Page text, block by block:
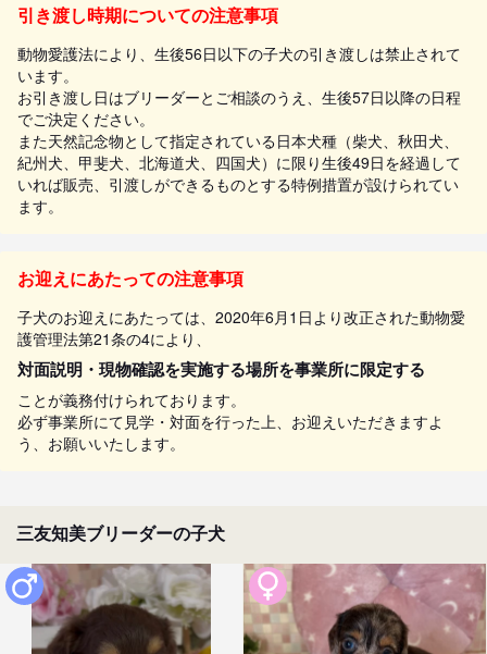
引き渡し時期についての注意事項
動物愛護法により、生後56日以下の子犬の引き渡しは禁止されて
います。
お引き渡し日はブリーダーとご相談のうえ、生後57日以降の日程
でご決定ください。
また天然記念物として指定されている日本犬種（柴犬、秋田犬、
紀州犬、甲斐犬、北海道犬、四国犬）に限り生後49日を経過して
いれば販売、引渡しができるものとする特例措置が設けられてい
ます。
お迎えにあたっての注意事項
子犬のお迎えにあたっては、2020年6月1日より改正された動物愛
護管理法第21条の4により、
対面説明・現物確認を実施する場所を事業所に限定する
ことが義務付けられております。
必ず事業所にて見学・対面を行った上、お迎えいただきますよ
う、お願いいたします。
三友知美ブリーダーの子犬